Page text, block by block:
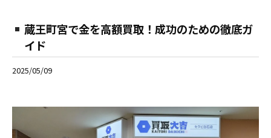
蔵王町宮で金を高額買取！成功のための徹底ガ
イド
2025/05/09